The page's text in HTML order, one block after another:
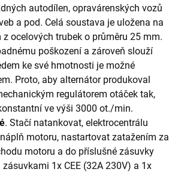
autodílen, opravárenských vozů
a pod. Celá soustava je uložena na
ocelových trubek o průměru 25 mm.
poškození a zároveň slouží
ke své hmotnosti je možné
Proto, aby alternátor produkoval
regulátorem otáček tak,
ve výši 3000 ot./min.
. Stačí natankovat, elektrocentrálu
motoru, nastartovat zatažením za
motoru a do příslušné zásuvky
1x CEE (32A 230V) a 1x